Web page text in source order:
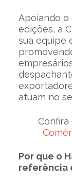
Apoiando o
edições, a
sua equipe
atuam no
Confira
Por que o
referência